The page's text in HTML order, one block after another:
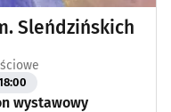
Sleńdzińskich
wystawowy